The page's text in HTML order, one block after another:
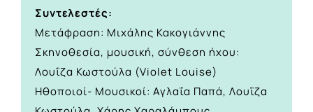
Συντελεστές:
Μετάφραση: Μιχάλης Κακογιάννης
Σκηνοθεσία, μουσική, σύνθεση ήχου:
Λουΐζα Κωστούλα (Violet Louise)
Ηθοποιοί- Μουσικοί: Αγλαΐα Παπά, Λουΐζα